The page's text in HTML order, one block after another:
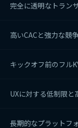
完全に透明なトラン
高いCACと強力な競争
キックオフ前のフル
UXに対する低制限と
長期的なプラットフ